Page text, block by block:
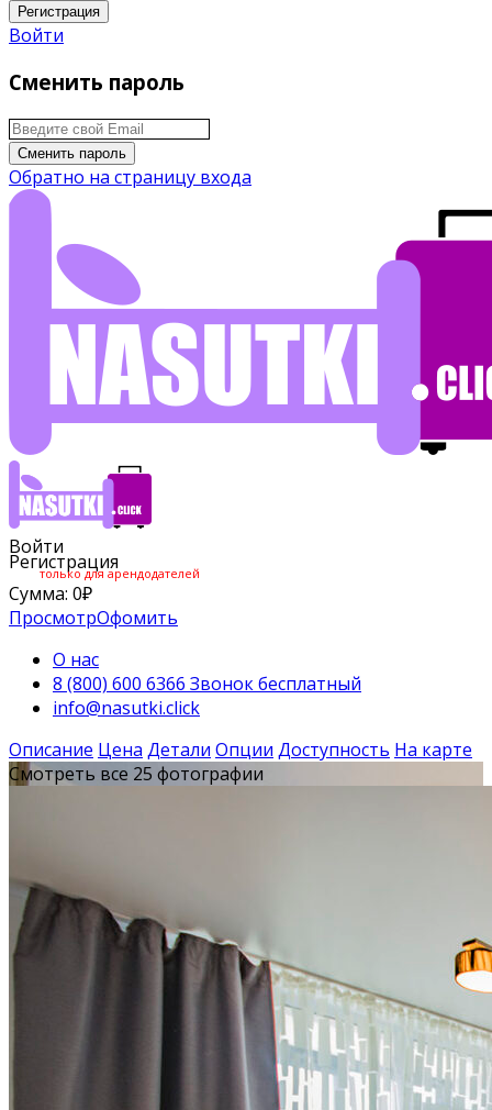
Регистрация
Войти
Сменить пароль
Сменить пароль
Обратно на страницу входа
Войти
Регистрация
только для арендодателей
Сумма: 0₽
ПросмотрОфомить
О нас
8 (800) 600 6366 Звонок бесплатный
info@nasutki.click
Описание Цена Детали Опции Доступность На карте
Смотреть все 25 фотографии